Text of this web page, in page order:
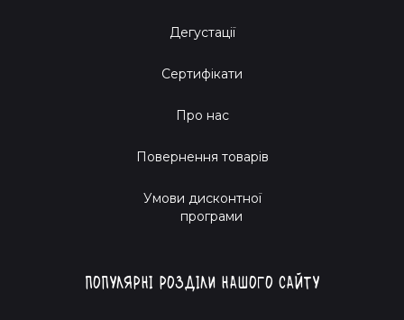
Дегустації
Сертифікати
Про нас
Повернення товарів
Умови дисконтної
програми
Популярні розділи нашого сайту